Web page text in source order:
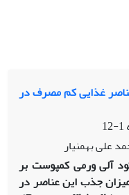
غذایی کم مصرف در
1-12
علی بهمنیار
آلی ورمی کمپوست بر
جذب این عناصر در